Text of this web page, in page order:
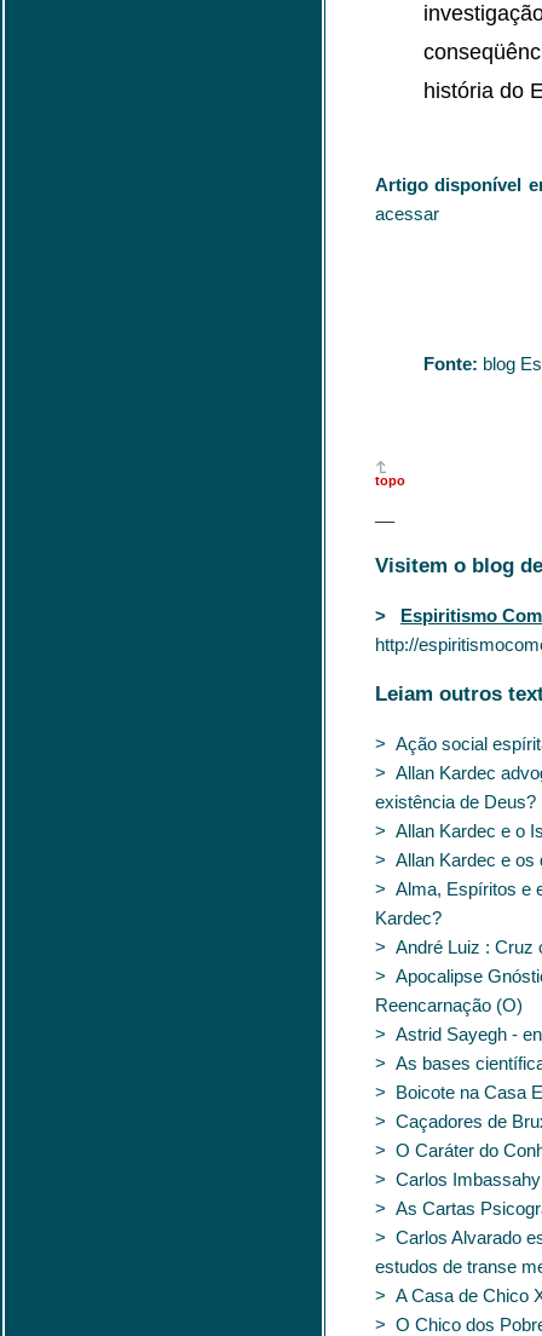
história do
Artigo disponível
acessar
Fonte: blog
topo
—
Visitem o blog
> Espiritismo
http://
Leiam outros
> Ação social
> Allan Kardec
existência de Deus?
> Allan Kardec e o
> Allan Kardec e os
> Alma, Espíritos e
Kardec?
> André Luiz : Cruz
> Apocalipse
Reencarnação (O)
> Astrid Sayegh -
> As bases
> Boicote na Casa
> Caçadores de
> O Caráter do
> Carlos
> As Cartas
> Carlos Alvarado
estudos de transe
> A Casa de Chico
> O Chico dos